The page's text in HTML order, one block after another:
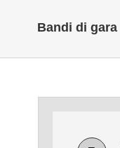
Bandi di gara